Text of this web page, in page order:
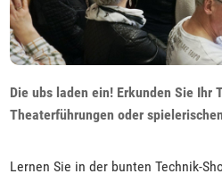
Die ubs laden ein! Erkunden Sie Ihr
Theaterführungen oder
Lernen Sie in der bunten Technik-